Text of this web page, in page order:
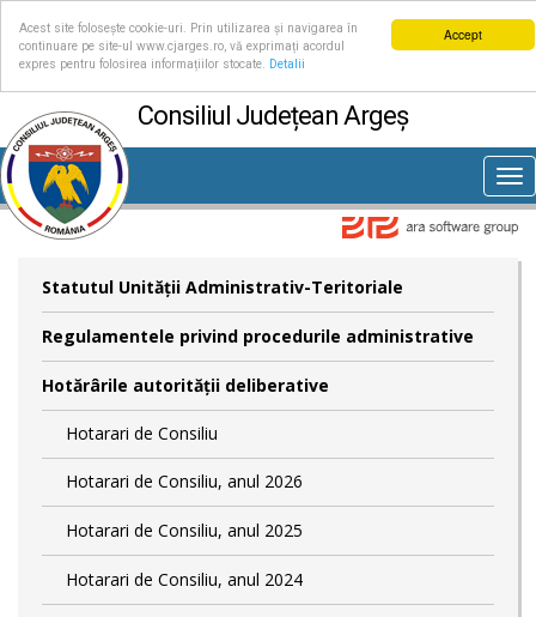
Accept
Acest site folosește cookie-uri. Prin utilizarea și navigarea în
continuare pe site-ul www.cjarges.ro, vă exprimați acordul
expres pentru folosirea informațiilor stocate.
Detalii
Consiliul Județean Argeș
Statutul Unităţii Administrativ-Teritoriale
Regulamentele privind procedurile administrative
Hotărârile autorităţii deliberative
Hotarari de Consiliu
Hotarari de Consiliu, anul 2026
Hotarari de Consiliu, anul 2025
Hotarari de Consiliu, anul 2024